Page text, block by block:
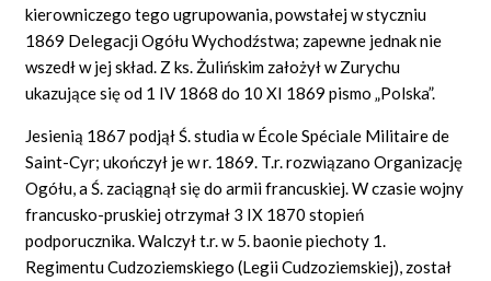
kierowniczego tego ugrupowania, powstałej w styczniu
1869 Delegacji Ogółu Wychodźstwa; zapewne jednak nie
wszedł w jej skład. Z ks. Żulińskim założył w Zurychu
ukazujące się od 1 IV 1868 do 10 XI 1869 pismo „Polska”.
Jesienią 1867 podjął Ś. studia w École Spéciale Militaire de
Saint-Cyr; ukończył je w r. 1869. T.r. rozwiązano Organizację
Ogółu, a Ś. zaciągnął się do armii francuskiej. W czasie wojny
francusko-pruskiej otrzymał 3 IX 1870 stopień
podporucznika. Walczył t.r. w 5. baonie piechoty 1.
Regimentu Cudzoziemskiego (Legii Cudzoziemskiej), został